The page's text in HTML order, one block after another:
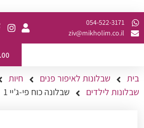
054-522-3171⁩
ziv@mikholim.co.il
בית שבלונות לאיפור פנים חיות
שבלונות לילדים
שבלונה כוח פי-ג’יי 1